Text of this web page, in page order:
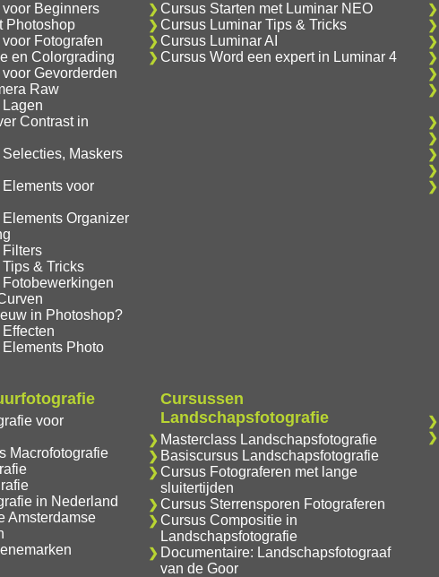
Beginners
Photoshop
Fotografen
en Colorgrading
Gevorderden
Raw
Contrast in
Maskers
voor
Organizer
& Tricks
in Photoshop?
Photo
Cursus Starten met Luminar NEO
Cursus Luminar Tips & Tricks
Cursus Luminar AI
Cursus Word een expert in Luminar 4
voor
Macrofotografie
in Nederland
Amsterdamse
Cursussen
Landschapsfotografie
Masterclass Landschapsfotografie
Basiscursus Landschapsfotografie
Cursus Fotograferen met lange
sluitertijden
Cursus Sterrensporen Fotograferen
Cursus Compositie in
Landschapsfotografie
Documentaire: Landschapsfotograaf
van de Goor